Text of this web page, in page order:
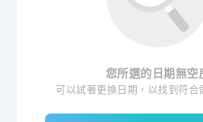
您所選的日期無空
可以試著更換日期，以找到符合